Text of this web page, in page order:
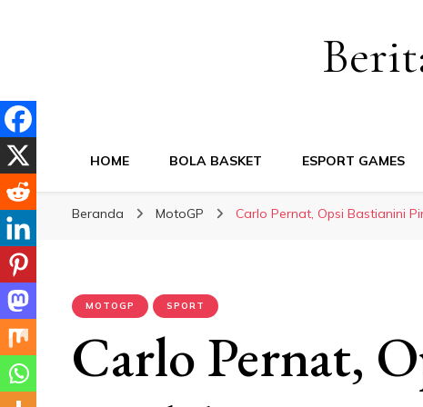
HOME BOLA BASKET ESPORT GAMES
Beranda MotoGP Carlo Pernat, Opsi Bastianini
MOTOGP SPORT
Carlo Pernat,